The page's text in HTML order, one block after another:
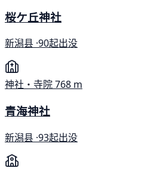
桜ケ丘神社
新潟县 ·90起出没
神社・寺院768 m
青海神社
新潟县 ·93起出没